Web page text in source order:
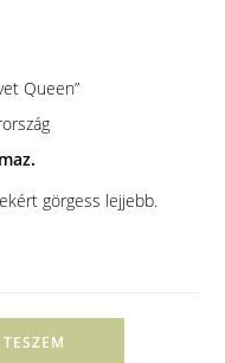
Queen”
görgess lejjebb.